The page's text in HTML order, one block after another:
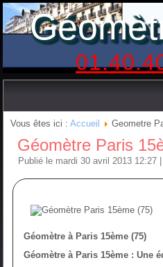
Vous êtes ici :Accueil Geometre
Géomètre Paris
Publié le mardi 30 avril 2013 12:27
Géomètre à Paris 15ème (75)
Géomètre à Paris 15ème : Une